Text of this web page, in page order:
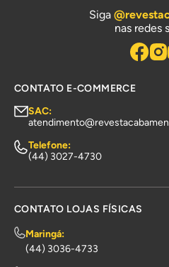
Siga
nas redes
CONTATO E-COMMERCE
SAC:
Telefone:
(44) 3027-4730
CONTATO LOJAS FÍSICAS
Maringá:
(44) 3036-4733